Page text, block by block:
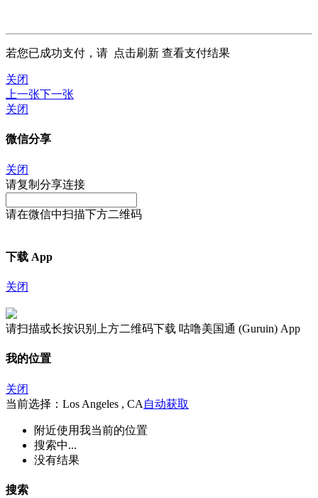
若您已成功支付，请 点击刷新 查看支付结果
关闭
上一张下一张
关闭
微信分享
关闭
请复制分享连接
请在微信中扫描下方二维码
下载 App
关闭
请扫描或长按识别上方二维码下载 咕噜美国通 (Guruin) App
我的位置
关闭
当前选择：Los Angeles , CA 自动获取
附近使用我当前的位置
搜索中...
没有结果
搜索